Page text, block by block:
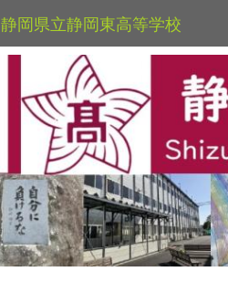
静岡県立静岡東高等学校